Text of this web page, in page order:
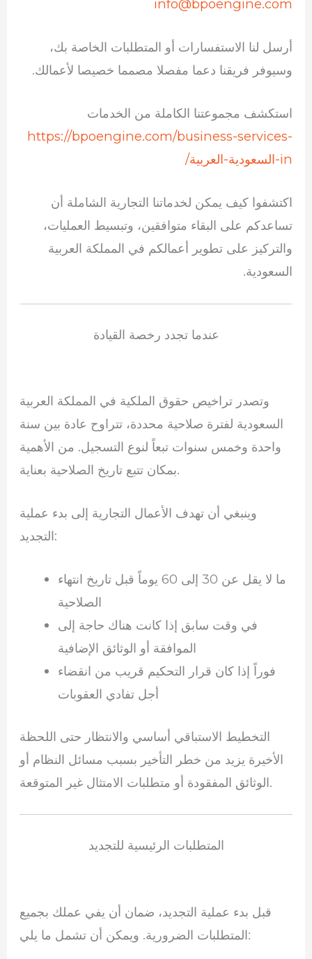
info@bpoengine.com
أرسل لنا الاستفسارات أو المتطلبات الخاصة بك،
وسيوفر فريقنا دعما مفصلا مصمما خصيصا لأعمالك.
استكشف مجموعتنا الكاملة من الخدمات
https://bpoengine.com/business-services-
in-السعودية-العربية/
اكتشفوا كيف يمكن لخدماتنا التجارية الشاملة أن
تساعدكم على البقاء متوافقين، وتبسيط العمليات،
والتركيز على تطوير أعمالكم في المملكة العربية
السعودية.
عندما تجدد رخصة القيادة
وتصدر تراخيص حقوق الملكية في المملكة العربية
السعودية لفترة صلاحية محددة، تتراوح عادة بين سنة
واحدة وخمس سنوات تبعاً لنوع التسجيل. من الأهمية
بمكان تتبع تاريخ الصلاحية بعناية.
وينبغي أن تهدف الأعمال التجارية إلى بدء عملية
التجديد:
ما لا يقل عن 30 إلى 60 يوماً قبل تاريخ انتهاء
الصلاحية
في وقت سابق إذا كانت هناك حاجة إلى
الموافقة أو الوثائق الإضافية
فوراً إذا كان قرار التحكيم قريب من انقضاء
أجل تفادي العقوبات
التخطيط الاستباقي أساسي والانتظار حتى اللحظة
الأخيرة يزيد من خطر التأخير بسبب مسائل النظام أو
الوثائق المفقودة أو متطلبات الامتثال غير المتوقعة.
المتطلبات الرئيسية للتجديد
قبل بدء عملية التجديد، ضمان أن يفي عملك بجميع
المتطلبات الضرورية. ويمكن أن تشمل ما يلي: